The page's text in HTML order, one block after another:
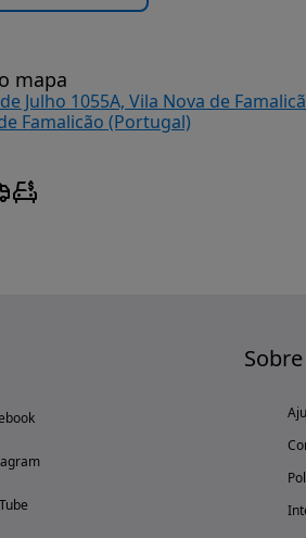
mapa
Julho 1055A, Vila Nova de
Famalicão (Portugal)